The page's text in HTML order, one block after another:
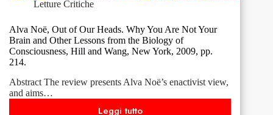
Letture Critiche
Alva Noë, Out of Our Heads. Why You Are Not Your
Brain and Other Lessons from the Biology of
Consciousness, Hill and Wang, New York, 2009, pp.
214.
Abstract The review presents Alva Noë’s enactivist view,
and aims…
Leggi tutto